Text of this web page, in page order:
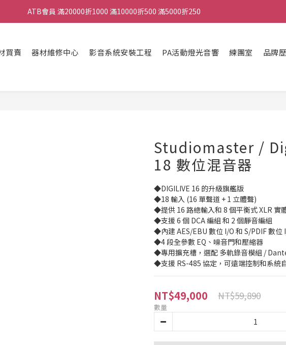
ATB會員 滿20000折1000 滿10000折500 滿5000折250
ATB會員 滿20000折1000 滿10000折500 滿5000折250
單顆效果器最低44折
買賣 器材維修中心 影音系統安裝工程 PA活動燈光音響 練團室 品牌
Studiomaster /
18 數位混音器
◆DIGILIVE 16 的升級旗艦版
◆18 輸入 (16 單聲道 + 1 立體聲)
◆提供 16 路總輸入和 8 個平衡式 XLR 實
◆支援 6 個 DCA 編組 和 2 個靜音編組
◆內建 AES/EBU 數位 I/O 和 S/PDIF 數位
◆4 段全參數 EQ、噪音門和壓縮器
◆專用擴充槽，選配 多軌錄音模組 /
◆支援 RS-485 協定，可遠端控制和系統
NT$49,000 NT$59,890
數量